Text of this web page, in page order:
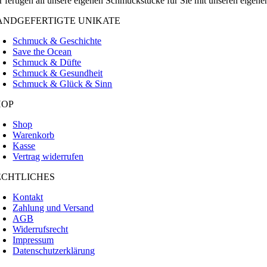
UNIKATE
Schmuck & Geschichte
Save the Ocean
Schmuck & Düfte
Schmuck & Gesundheit
Schmuck & Glück & Sinn
Shop
Warenkorb
Kasse
Vertrag widerrufen
Kontakt
Zahlung und Versand
AGB
Widerrufsrecht
Impressum
Datenschutzerklärung